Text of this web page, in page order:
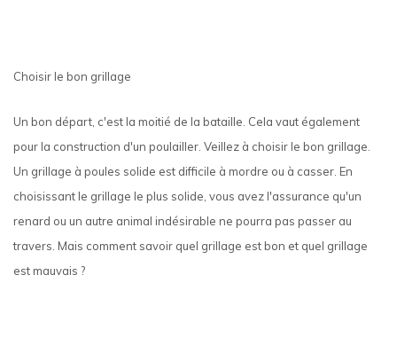
Choisir le bon grillage
Un bon départ, c'est la moitié de la bataille. Cela vaut également
pour la construction d'un poulailler. Veillez à choisir le bon grillage.
Un grillage à poules solide est difficile à mordre ou à casser. En
choisissant le grillage le plus solide, vous avez l'assurance qu'un
renard ou un autre animal indésirable ne pourra pas passer au
travers. Mais comment savoir quel grillage est bon et quel grillage
est mauvais ?